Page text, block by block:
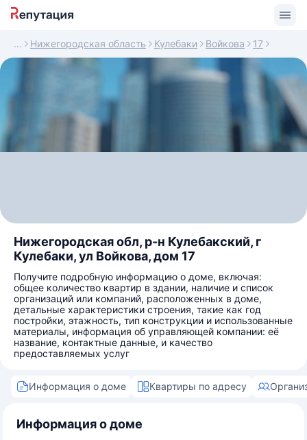
Нижегородская область Кулебаки Войкова 17
Нижегородская обл, р-н Кулебакский, г
Кулебаки, ул Войкова, дом 17
Получите подробную информацию о доме, включая:
общее количество квартир в здании, наличие и список
организаций или компаний, расположенных в доме,
детальные характеристики строения, такие как год
постройки, этажность, тип конструкции и использованные
материалы, информация об управляющей компании: её
название, контактные данные, и качество
предоставляемых услуг
Информация о доме Квартиры по адресу
Информация о доме